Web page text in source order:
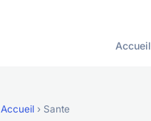
Accueil
Accueil › Sante